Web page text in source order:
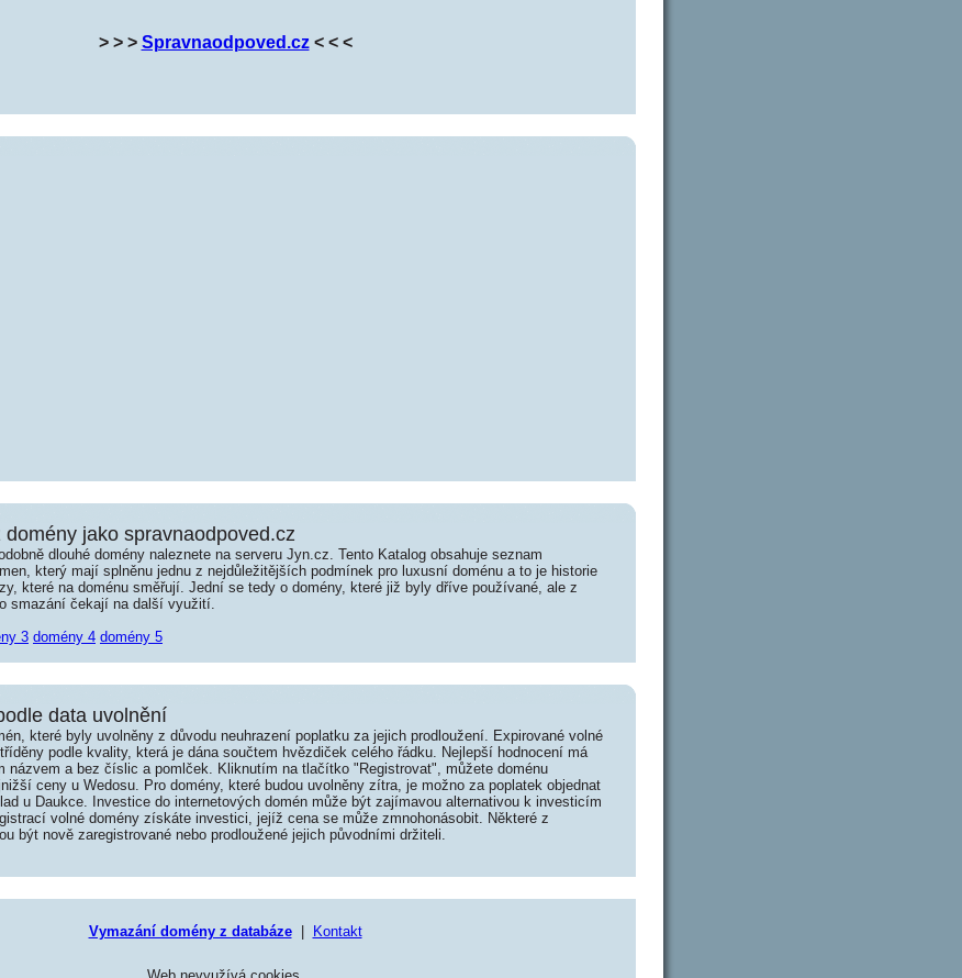
> > > Spravnaodpoved.cz< < <
jako spravnaodpoved.cz
dlouhé domény naleznete na serveru Jyn.cz. Tento Katalog obsahuje seznam
který mají splněnu jednu z nejdůležitějších podmínek pro luxusní doménu a to je historie
které na doménu směřují. Jední se tedy o domény, které již byly dříve používané, ale z
smazání čekají na další využití.
3 domény 4 domény 5
data uvolnění
které byly uvolněny z důvodu neuhrazení poplatku za jejich prodloužení. Expirované volné
podle kvality, která je dána součtem hvězdiček celého řádku. Nejlepší hodnocení má
názvem a bez číslic a pomlček. Kliknutím na tlačítko "Registrovat", můžete doménu
ceny u Wedosu. Pro domény, které budou uvolněny zítra, je možno za poplatek objednat
u Daukce. Investice do internetových domén může být zajímavou alternativou k investicím
volné domény získáte investici, jejíž cena se může zmnohonásobit. Některé z
být nově zaregistrované nebo prodloužené jejich původními držiteli.
Vymazání domény z databáze| Kontakt